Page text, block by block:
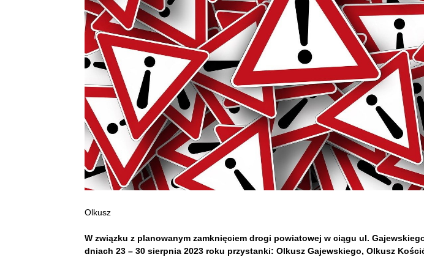
Olkusz
W związku z planowanym zamknięciem drogi powiatowej w ciągu ul.
dniach 23 – 30 sierpnia 2023 roku przystanki: Olkusz Gajewskiego, Olkusz